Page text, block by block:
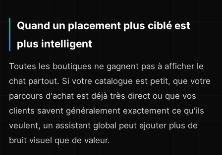
Quand un placement plus ciblé est
plus intelligent
Toutes les boutiques ne gagnent pas à afficher le
chat partout. Si votre catalogue est petit, que votre
parcours d'achat est déjà très direct ou que vos
clients savent généralement exactement ce qu'ils
veulent, un assistant global peut ajouter plus de
bruit visuel que de valeur.